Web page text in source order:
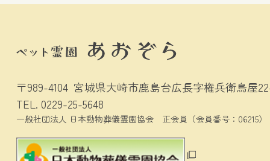
〒989-4104 宮城県大崎市鹿島台広長字権兵衛鳥屋
TEL. 0229-25-5648
一般社団法人 日本動物葬儀霊園協会 正会員（会員番号：06215）